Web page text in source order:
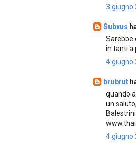
3 giugno
Subxus
Sarebbe
in tanti a
4 giugno
brubrut
quando
un saluto,
Balestrini
4 giugno